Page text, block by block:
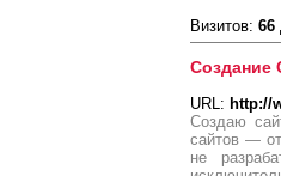
Визитов: 66
Создание
URL: http://
Создаю
сайтов —
не